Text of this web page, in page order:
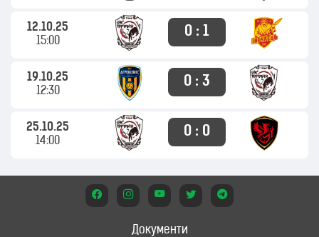
12.10.25
15:00
0 : 1
19.10.25
12:30
0 : 3
25.10.25
14:00
0 : 0
Документи